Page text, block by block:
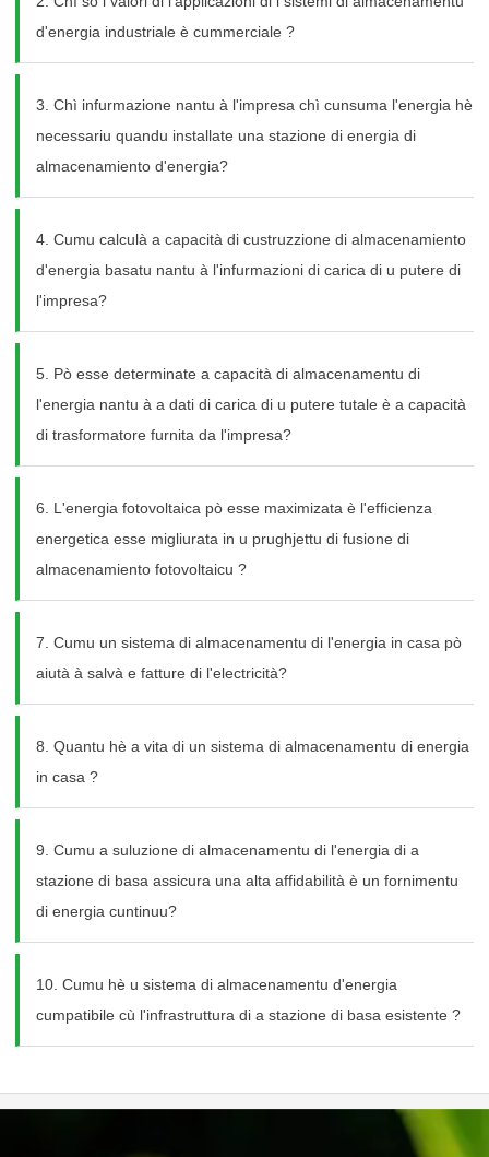
d'energia industriale è cummerciale ?
3. Chì infurmazione nantu à l'impresa chì cunsuma l'energia hè
necessariu quandu installate una stazione di energia di
almacenamiento d'energia?
4. Cumu calculà a capacità di custruzzione di almacenamiento
d'energia basatu nantu à l'infurmazioni di carica di u putere di
l'impresa?
5. Pò esse determinate a capacità di almacenamentu di
l'energia nantu à a dati di carica di u putere tutale è a capacità
di trasformatore furnita da l'impresa?
6. L'energia fotovoltaica pò esse maximizata è l'efficienza
energetica esse migliurata in u prughjettu di fusione di
almacenamiento fotovoltaicu ?
7. Cumu un sistema di almacenamentu di l'energia in casa pò
aiutà à salvà e fatture di l'electricità?
8. Quantu hè a vita di un sistema di almacenamentu di energia
in casa ?
9. Cumu a suluzione di almacenamentu di l'energia di a
stazione di basa assicura una alta affidabilità è un fornimentu
di energia cuntinuu?
10. Cumu hè u sistema di almacenamentu d'energia
cumpatibile cù l'infrastruttura di a stazione di basa esistente ?